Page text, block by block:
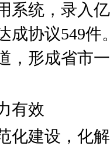
系统，录入
成协议549
，形成省市
有效
建设，化解